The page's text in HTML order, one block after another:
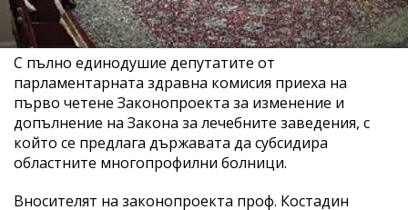
С пълно единодушие депутатите от
парламентарната здравна комисия приеха на
първо четене Законопроекта за изменение и
допълнение на Закона за лечебните заведения, с
който се предлага държавата да субсидира
областните многопрофилни болници.
Вносителят на законопроекта проф. Костадин